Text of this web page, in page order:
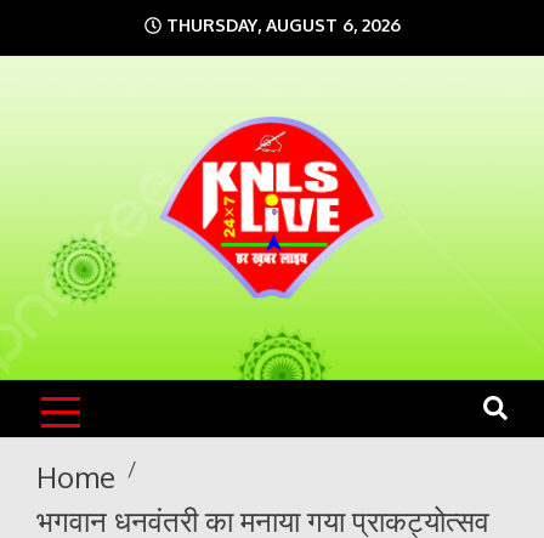
to
THURSDAY, AUGUST 6, 2026
KNLS LIVE
India`s No.1 News Portal
Home
भगवान धनवंतरी का मनाया गया प्राकट्योत्सव